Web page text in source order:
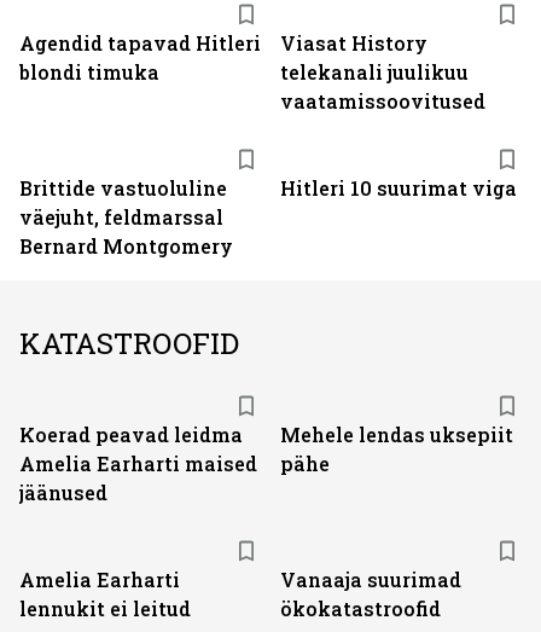
Agendid tapavad Hitleri
blondi timuka
Viasat History
telekanali juulikuu
vaatamissoovitused
Brittide vastuoluline
väejuht, feldmarssal
Bernard Montgomery
Hitleri 10 suurimat viga
KATASTROOFID
Koerad peavad leidma
Amelia Earharti maised
jäänused
Mehele lendas uksepiit
pähe
Amelia Earharti
lennukit ei leitud
Vanaaja suurimad
ökokatastroofid